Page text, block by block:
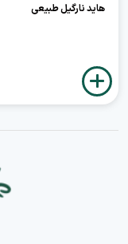
هاید نارگیل طبیعی